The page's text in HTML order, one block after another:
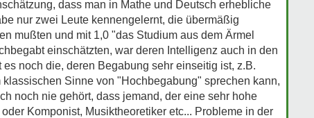
dass man in Mathe und Deutsch erhebliche
nur zwei Leute kennengelernt, die übermäßig
mußten und mit 1,0 "das Studium aus dem Ärmel
einschätzten, war deren Intelligenz auch in den
noch die, deren Begabung sehr einseitig ist, z.B.
Sinne von "Hochbegabung" sprechen kann,
noch nie gehört, dass jemand, der eine sehr hohe
Komponist, Musiktheoretiker etc... Probleme in der